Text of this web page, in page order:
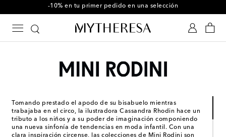
-10% en tu primer pedido en una selección
Tomando prestado el apodo de su bisabuelo mientras
trabajaba en el circo, la ilustradora Cassandra Rhodin hace un
tributo a los niños y a su poder de imaginación componiendo
una nueva sinfonía de tendencias en moda infantil. Con una
clara inspiración circense, las colecciones de Mini Rodini son